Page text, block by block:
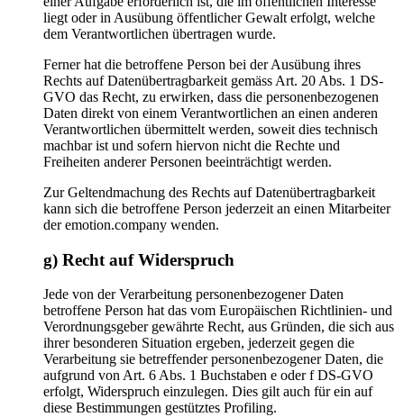
liegt oder in Ausübung öffentlicher Gewalt erfolgt, welche
dem Verantwortlichen übertragen wurde.
Ferner hat die betroffene Person bei der Ausübung ihres
Rechts auf Datenübertragbarkeit gemäss Art. 20 Abs. 1 DS-
GVO das Recht, zu erwirken, dass die personenbezogenen
Daten direkt von einem Verantwortlichen an einen anderen
Verantwortlichen übermittelt werden, soweit dies technisch
machbar ist und sofern hiervon nicht die Rechte und
Freiheiten anderer Personen beeinträchtigt werden.
Zur Geltendmachung des Rechts auf Datenübertragbarkeit
kann sich die betroffene Person jederzeit an einen Mitarbeiter
der emotion.company wenden.
g) Recht auf Widerspruch
Jede von der Verarbeitung personenbezogener Daten
betroffene Person hat das vom Europäischen Richtlinien- und
Verordnungsgeber gewährte Recht, aus Gründen, die sich aus
ihrer besonderen Situation ergeben, jederzeit gegen die
Verarbeitung sie betreffender personenbezogener Daten, die
aufgrund von Art. 6 Abs. 1 Buchstaben e oder f DS-GVO
erfolgt, Widerspruch einzulegen. Dies gilt auch für ein auf
diese Bestimmungen gestütztes Profiling.